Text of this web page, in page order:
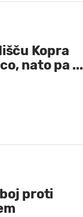
Kopra
nato pa ...
proti